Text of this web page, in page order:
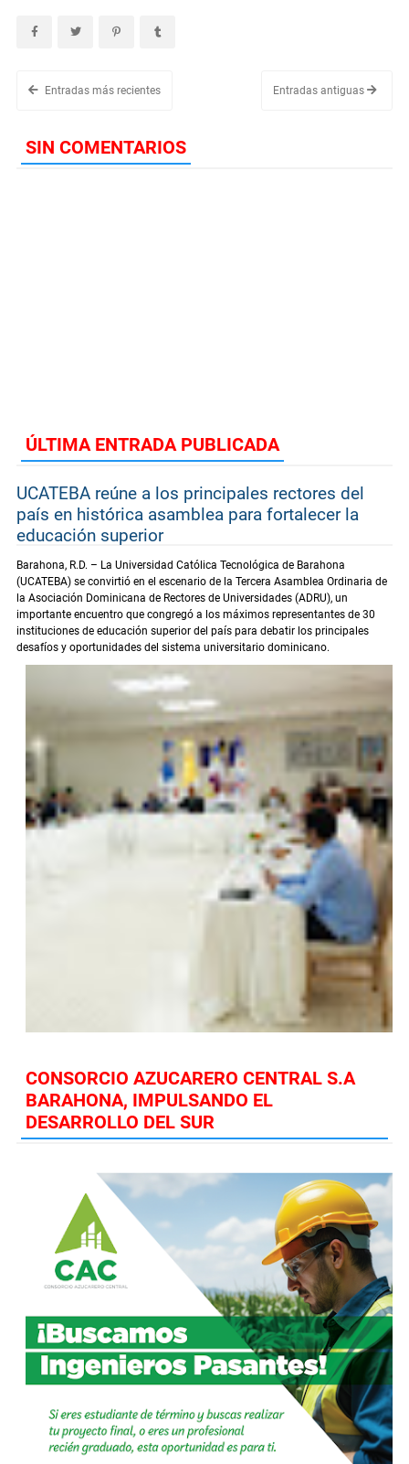
Entradas más recientes Entradas antiguas
SIN COMENTARIOS
ÚLTIMA ENTRADA PUBLICADA
UCATEBA reúne a los principales rectores del
país en histórica asamblea para fortalecer la
educación superior
Barahona, R.D. – La Universidad Católica Tecnológica de Barahona
(UCATEBA) se convirtió en el escenario de la Tercera Asamblea Ordinaria de
la Asociación Dominicana de Rectores de Universidades (ADRU), un
importante encuentro que congregó a los máximos representantes de 30
instituciones de educación superior del país para debatir los principales
desafíos y oportunidades del sistema universitario dominicano.
CONSORCIO AZUCARERO CENTRAL S.A
BARAHONA, IMPULSANDO EL
DESARROLLO DEL SUR